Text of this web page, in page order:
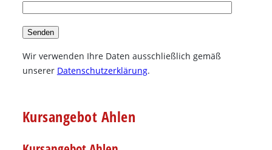
Wir verwenden Ihre Daten ausschließlich gemäß
unserer Datenschutzerklärung.
Kursangebot Ahlen